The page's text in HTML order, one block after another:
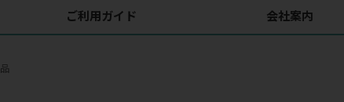
ご利用ガイド 会社案内